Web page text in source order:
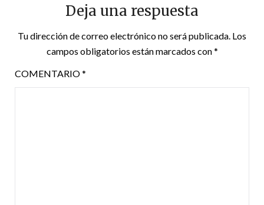
Deja una respuesta
Tu dirección de correo electrónico no será publicada. Los
campos obligatorios están marcados con*
COMENTARIO*